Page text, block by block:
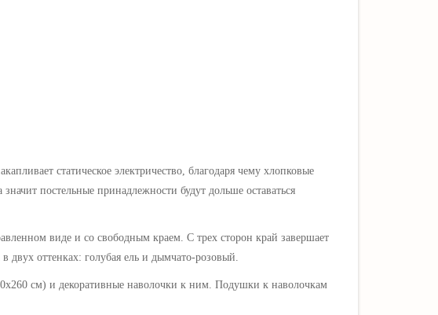
статическое электричество, благодаря чему хлопковые
постельные принадлежности будут дольше оставаться
виде и со свободным краем. С трех сторон край завершает
двух оттенках: голубая ель и дымчато-розовый.
см) и декоративные наволочки к ним. Подушки к наволочкам